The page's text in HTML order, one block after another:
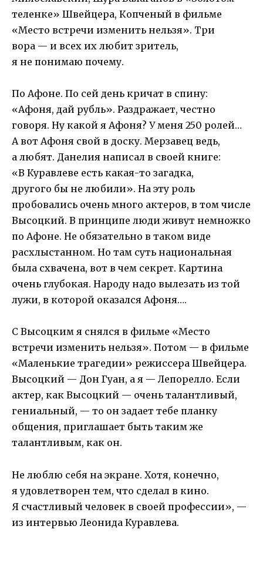
теленке» Швейцера, Копченый в фильме
«Место встречи изменить нельзя». Три
вора — и всех их любит зритель,
я не понимаю почему.
По Афоне. По сей день кричат в спину:
«Афоня, дай рубль». Раздражает, честно
говоря. Ну какой я Афоня? У меня 250 ролей…
А вот Афоня свой в доску. Мерзавец ведь,
а любят. Данелия написал в своей книге:
«В Куравлеве есть какая-то загадка,
другого бы не любили». На эту роль
пробовались очень много актеров, в том числе
Высоцкий. В принципе люди живут немножко
по Афоне. Не обязательно в таком виде
расхлыстанном. Но там суть национальная
была схвачена, вот в чем секрет. Картина
очень глубокая. Народу надо вылезать из той
лужи, в которой оказался Афоня….
С Высоцким я снялся в фильме «Место
встречи изменить нельзя». Потом — в фильме
«Маленькие трагедии» режиссера Швейцера.
Высоцкий — Дон Гуан, а я — Лепорелло. Если
актер, как Высоцкий — очень талантливый,
гениальный, — то он задает тебе планку
общения, приглашает быть таким же
талантливым, как он.
Не люблю себя на экране. Хотя, конечно,
я удовлетворен тем, что сделал в кино.
Я счастливый человек в своей профессии», —
из интервью Леонида Куравлева.